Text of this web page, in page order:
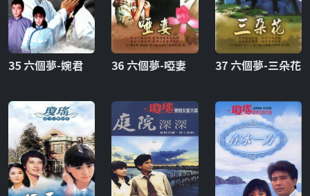
35 六個夢-婉君 36 六個夢-啞妻 37 六個夢-三朵花